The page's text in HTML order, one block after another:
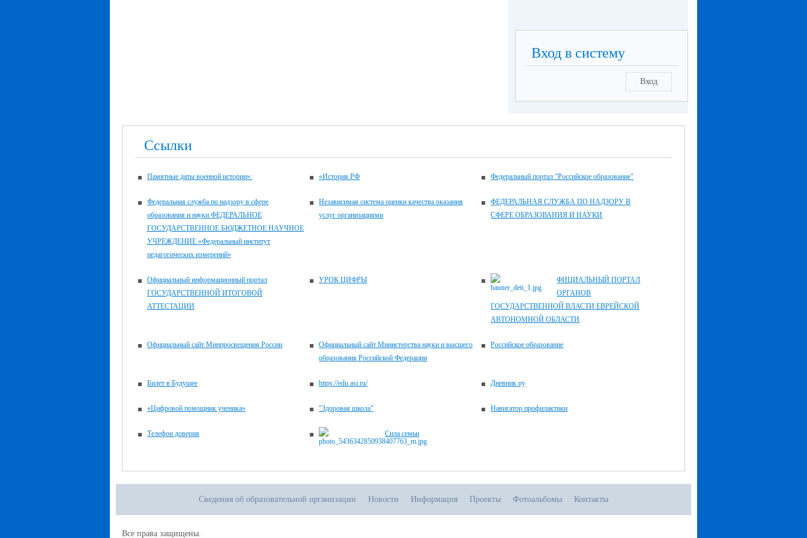
Вход в систему
Вход
Ссылки
Памятные даты военной истории»: «История РФ Федеральный портал "Российское образование"
Федеральная служба по надзору в сфере
образования и науки ФЕДЕРАЛЬНОЕ
ГОСУДАРСТВЕННОЕ БЮДЖЕТНОЕ НАУЧНОЕ
УЧРЕЖДЕНИЕ «Федеральный институт
педагогических измерений»
Независимая система оценки качества оказания
услуг организациями
ФЕДЕРАЛЬНАЯ СЛУЖБА ПО НАДЗОРУ В
СФЕРЕ ОБРАЗОВАНИЯ И НАУКИ
Официальный информационный портал
ГОСУДАРСТВЕННОЙ ИТОГОВОЙ
АТТЕСТАЦИИ
УРОК ЦИФРЫ
ФИЦИАЛЬНЫЙ ПОРТАЛ
ОРГАНОВ
ГОСУДАРСТВЕННОЙ ВЛАСТИ ЕВРЕЙСКОЙ
АВТОНОМНОЙ ОБЛАСТИ
Официальный сайт Минпросвещения России
Официальный сайт Министерства науки и высшего
образования Российской Федерации
Российское образование
Билет в Будущее https://edu.asi.ru/ Дневник ру
«Цифровой помощник ученика» "Здоровая школа" Навигатор профилактики
Телефон доверия Сила семьи
Сведения об образовательной организации Новости Информация Проекты Фотоальбомы Контакты
Все права защищены.